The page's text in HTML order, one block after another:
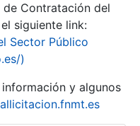
de Contratación del
siguiente link:
Sector Público
)
y algunos